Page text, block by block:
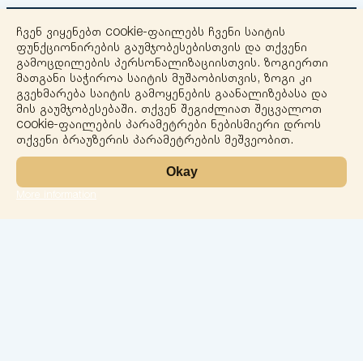
+
−
ჩვენ ვიყენებთ cookie-ფაილებს ჩვენი საიტის
ფუნქციონირების გაუმჯობესებისთვის და თქვენი
გამოცდილების პერსონალიზაციისთვის. ზოგიერთი
მათგანი საჭიროა საიტის მუშაობისთვის, ზოგი კი
გვეხმარება საიტის გამოყენების გაანალიზებასა და
მის გაუმჯობესებაში. თქვენ შეგიძლიათ შეცვალოთ
cookie-ფაილების პარამეტრები ნებისმიერი დროს
თქვენი ბრაუზერის პარამეტრების მეშვეობით.
Okay
More information